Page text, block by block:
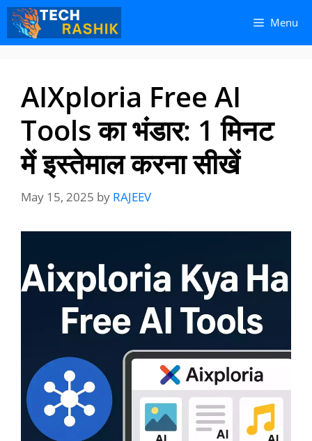
Skip
content
Skip
content
Menu
AIXploria Free AI
Tools का भंडार: 1 मिनट
में इस्तेमाल करना सीखें
May 15, 2025 by RAJEEV